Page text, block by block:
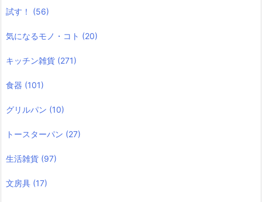
試す！ (56)
気になるモノ・コト (20)
キッチン雑貨 (271)
食器 (101)
グリルパン (10)
トースターパン (27)
生活雑貨 (97)
文房具 (17)